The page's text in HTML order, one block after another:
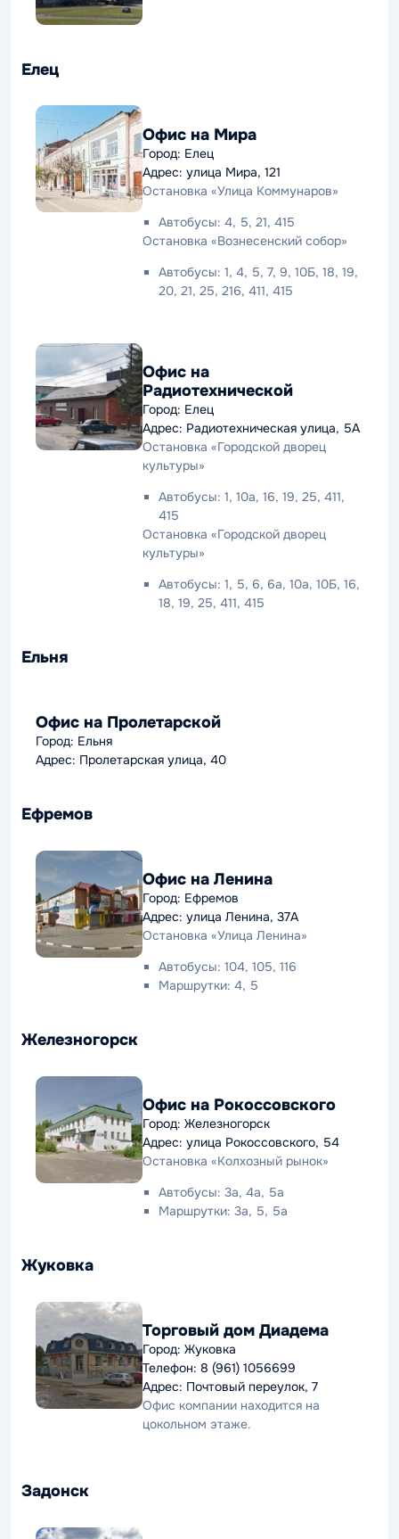
Елец
Офис на Мира
Город: Елец
Адрес: улица Мира, 121
Остановка «Улица Коммунаров»
Автобусы: 4, 5, 21, 415
Остановка «Вознесенский собор»
Автобусы: 1, 4, 5, 7, 9, 10Б, 18, 19,
20, 21, 25, 216, 411, 415
Офис на
Радиотехнической
Город: Елец
Адрес: Радиотехническая улица, 5А
Остановка «Городской дворец
культуры»
Автобусы: 1, 10а, 16, 19, 25, 411,
415
Остановка «Городской дворец
культуры»
Автобусы: 1, 5, 6, 6а, 10а, 10Б, 16,
18, 19, 25, 411, 415
Ельня
Офис на Пролетарской
Город: Ельня
Адрес: Пролетарская улица, 40
Ефремов
Офис на Ленина
Город: Ефремов
Адрес: улица Ленина, 37А
Остановка «Улица Ленина»
Автобусы: 104, 105, 116
Маршрутки: 4, 5
Железногорск
Офис на Рокоссовского
Город: Железногорск
Адрес: улица Рокоссовского, 54
Остановка «Колхозный рынок»
Автобусы: 3а, 4а, 5а
Маршрутки: 3а, 5, 5а
Жуковка
Торговый дом Диадема
Город: Жуковка
Телефон: 8 (961) 1056699
Адрес: Почтовый переулок, 7
Офис компании находится на
цокольном этаже.
Задонск